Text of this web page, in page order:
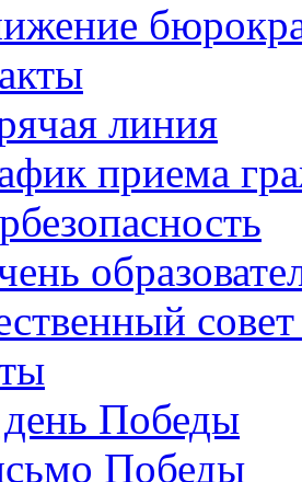
линия
приема
Победы
Победы